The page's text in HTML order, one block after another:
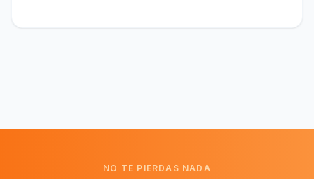
NO TE PIERDAS NADA